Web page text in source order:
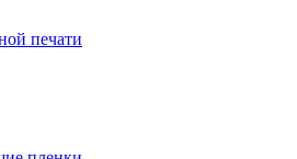
печати